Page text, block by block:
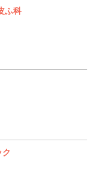
ふ科